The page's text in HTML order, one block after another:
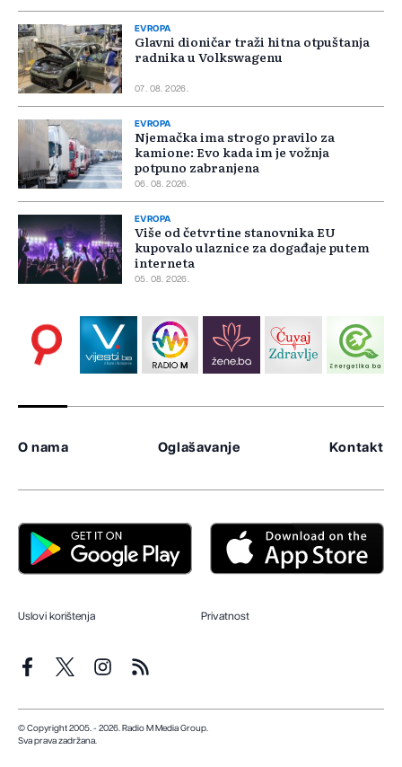
EVROPA
Glavni dioničar traži hitna otpuštanja
radnika u Volkswagenu
07. 08. 2026.
EVROPA
Njemačka ima strogo pravilo za
kamione: Evo kada im je vožnja
potpuno zabranjena
06. 08. 2026.
EVROPA
Više od četvrtine stanovnika EU
kupovalo ulaznice za događaje putem
interneta
05. 08. 2026.
O nama Oglašavanje Kontakt
Uslovi korištenja Privatnost
© Copyright 2005. - 2026. Radio M Media Group.
Sva prava zadržana.